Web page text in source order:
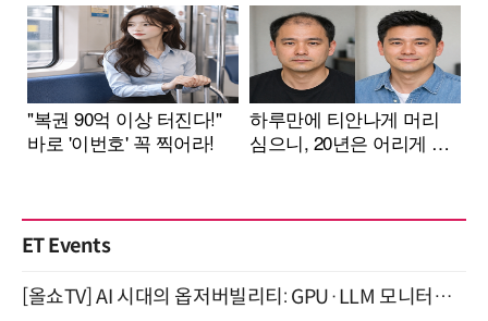
ET Events
[올쇼TV] AI 시대의 옵저버빌리티: GPU·LLM 모니터링부터 AI 기반 장애 대응까지 (8/11 생방송)